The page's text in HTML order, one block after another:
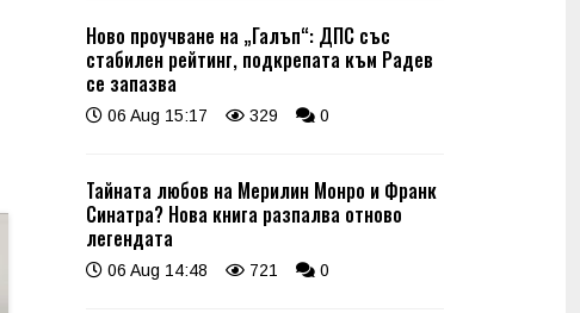
Ново проучване на „Галъп“: ДПС със
стабилен рейтинг, подкрепата към Радев
се запазва
06 Aug 15:17 329 0
Тайната любов на Мерилин Монро и Франк
Синатра? Нова книга разпалва отново
легендата
06 Aug 14:48 721 0